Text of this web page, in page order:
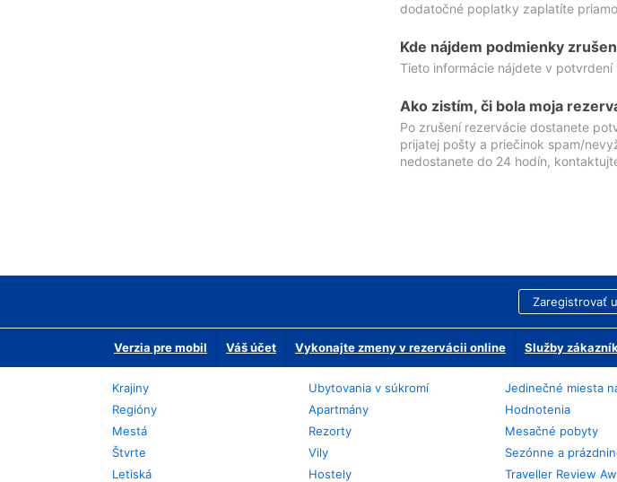
dodatočné poplatky zaplatíte
Kde nájdem podmienky
Tieto informácie nájdete v potvrdení
Ako zistím, či bola moja
Po zrušení rezervácie dostanete
prijatej pošty a priečinok spam/
nedostanete do 24 hodín,
Zaregistrovať
Verzia pre mobil Váš účet Vykonajte zmeny v rezervácii online Služby
Krajiny
Regióny
Mestá
Štvrte
Letiská
Ubytovania v súkromí
Apartmány
Rezorty
Vily
Hostely
Jedinečné miesta
Hodnotenia
Mesačné pobyty
Sezónne a
Traveller Review